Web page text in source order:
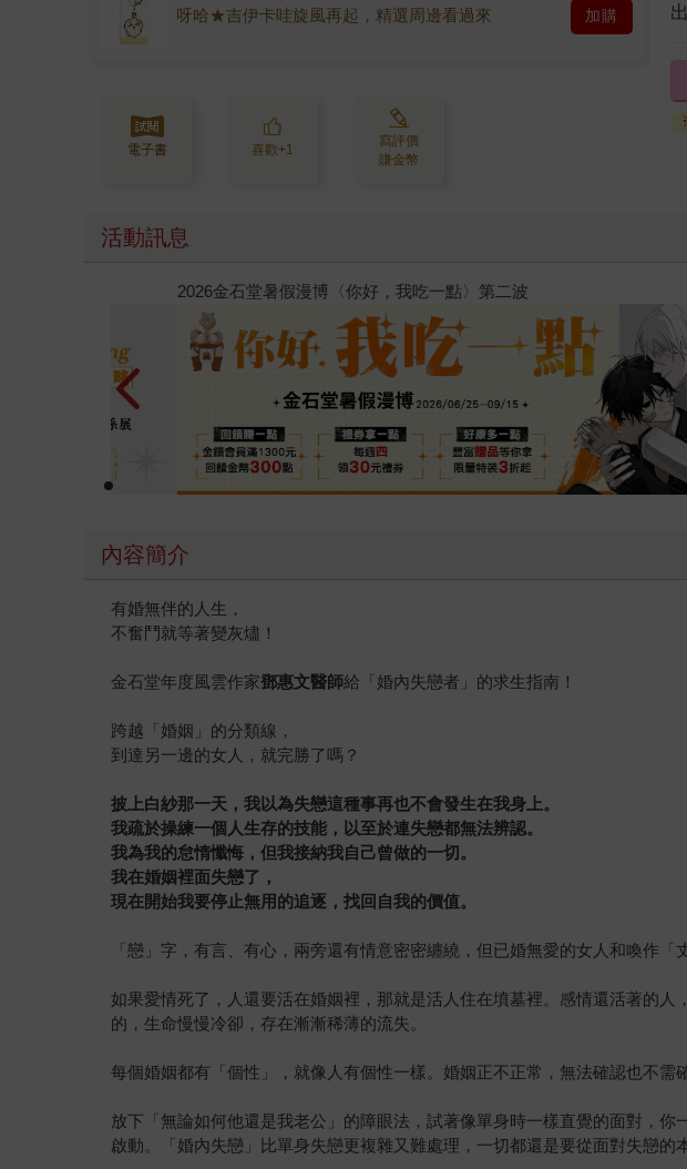
呀哈★吉伊卡哇旋風再起，精選周邊看過來 加購
電子書 喜歡+1
寫評價
賺金幣
活動訊息
春光ｘ奇幻基地｜全書系展
內容簡介
有婚無伴的人生，
不奮鬥就等著變灰燼！
金石堂年度風雲作家鄧惠文醫師給「婚內失戀者」的求生指南！
跨越「婚姻」的分類線，
到達另一邊的女人，就完勝了嗎？
披上白紗那一天，我以為失戀這種事再也不會發生在我身上。
我疏於操練一個人生存的技能，以至於連失戀都無法辨認。
我為我的怠惰懺悔，但我接納我自己曾做的一切。
我在婚姻裡面失戀了，
現在開始我要停止無用的追逐，找回自我的價值。
「戀」字，有言、有心，兩旁還有情意密密纏繞，但已婚無愛的女人和喚作「
如果愛情死了，人還要活在婚姻裡，那就是活人住在墳墓裡。感情還活著的
的，生命慢慢冷卻，存在漸漸稀薄的流失。
每個婚姻都有「個性」，就像人有個性一樣。婚姻正不正常，無法確認也不需
放下「無論如何他還是我老公」的障眼法，試著像單身時一樣直覺的面對，
啟動。「婚內失戀」比單身失戀更複雜又難處理，一切都還是要從面對失戀的